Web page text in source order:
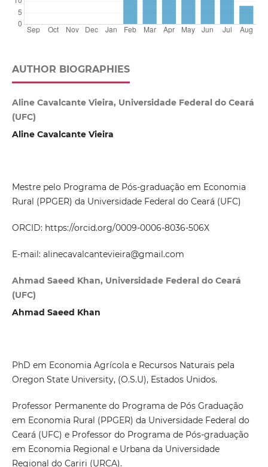
AUTHOR BIOGRAPHIES
Aline Cavalcante Vieira, Universidade Federal do Ceará
(UFC)
Aline Cavalcante Vieira
Mestre pelo Programa de Pós-graduação em Economia
Rural (PPGER) da Universidade Federal do Ceará (UFC)
ORCID: https://orcid.org/0009-0006-8036-506X
E-mail: alinecavalcantevieira@gmail.com
Ahmad Saeed Khan, Universidade Federal do Ceará
(UFC)
Ahmad Saeed Khan
PhD em Economia Agrícola e Recursos Naturais pela
Oregon State University, (O.S.U), Estados Unidos.
Professor Permanente do Programa de Pós Graduação
em Economia Rural (PPGER) da Universidade Federal do
Ceará (UFC) e Professor do Programa de Pós-graduação
em Economia Regional e Urbana da Universidade
Regional do Cariri (URCA).